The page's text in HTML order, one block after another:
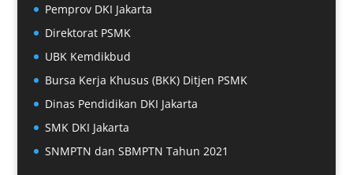
Pemprov DKI Jakarta
Direktorat PSMK
UBK Kemdikbud
Bursa Kerja Khusus (BKK) Ditjen PSMK
Dinas Pendidikan DKI Jakarta
SMK DKI Jakarta
SNMPTN dan SBMPTN Tahun 2021